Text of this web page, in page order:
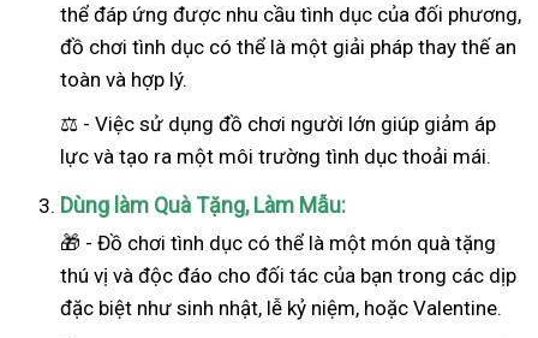
thể đáp ứng được nhu cầu tình dục của đối phương,
đồ chơi tình dục có thể là một giải pháp thay thế an
toàn và hợp lý.
⚖️ - Việc sử dụng đồ chơi người lớn giúp giảm áp
lực và tạo ra một môi trường tình dục thoải mái.
Dùng làm Quà Tặng, Làm Mẫu:
🎁 - Đồ chơi tình dục có thể là một món quà tặng
thú vị và độc đáo cho đối tác của bạn trong các dịp
đặc biệt như sinh nhật, lễ kỷ niệm, hoặc Valentine.